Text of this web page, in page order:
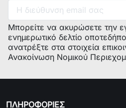
Μπορείτε να ακυρώσετε την
ενημερωτικό δελτίο
ανατρέξτε στα στοιχεία
Ανακοίνωση Νομικού
ΠΛΗΡΟΦΟΡΙΕΣ